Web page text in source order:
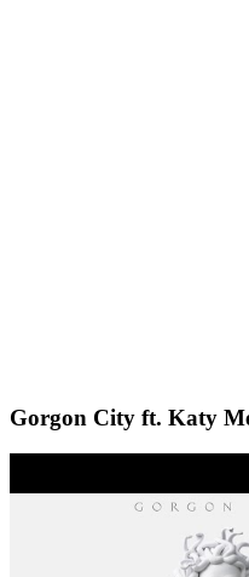
Gorgon City ft. Katy